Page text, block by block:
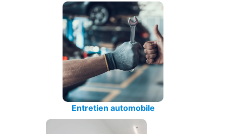
Entretien automobile